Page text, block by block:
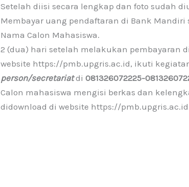
Setelah diisi secara lengkap dan foto sudah
Membayar uang pendaftaran di Bank
Nama Calon Mahasiswa.
2 (dua) hari setelah melakukan pembayaran
website https://pmb.upgris.ac.id, ikuti
person/secretariatdi 081326072225-
Calon mahasiswa mengisi berkas dan
didownload di website https://